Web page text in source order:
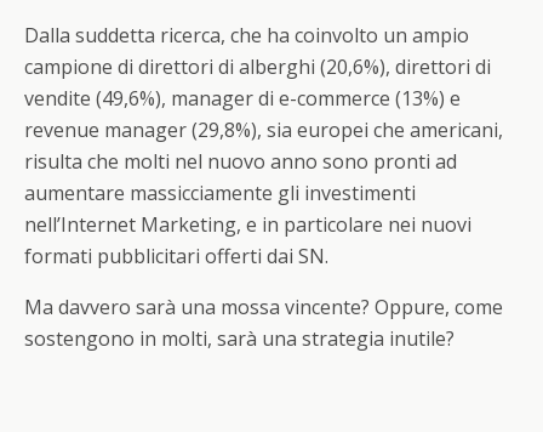
Dalla suddetta ricerca, che ha coinvolto un ampio
campione di direttori di alberghi (20,6%), direttori di
vendite (49,6%), manager di e-commerce (13%) e
revenue manager (29,8%), sia europei che americani,
risulta che molti nel nuovo anno sono pronti ad
aumentare massicciamente gli investimenti
nell’Internet Marketing, e in particolare nei nuovi
formati pubblicitari offerti dai SN.
Ma davvero sarà una mossa vincente? Oppure, come
sostengono in molti, sarà una strategia inutile?